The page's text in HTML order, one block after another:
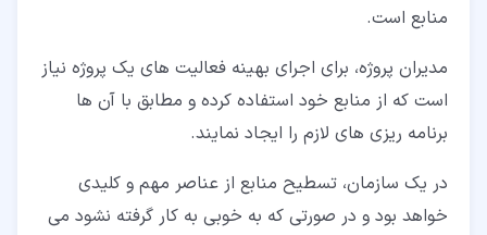
منابع است.
مدیران پروژه، برای اجرای بهینه فعالیت های یک پروژه نیاز
است که از منابع خود استفاده کرده و مطابق با آن ها
برنامه ریزی های لازم را ایجاد نمایند.
در یک سازمان، تسطیح منابع از عناصر مهم و کلیدی
خواهد بود و در صورتی که به خوبی به کار گرفته نشود می